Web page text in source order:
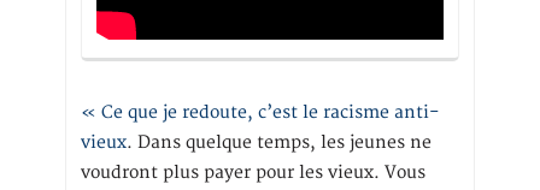
« Ce que je redoute, c’est le racisme anti-
vieux. Dans quelque temps, les jeunes ne
voudront plus payer pour les vieux. Vous